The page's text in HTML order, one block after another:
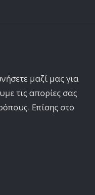
μαζί μας για
τις απορίες σας
Επίσης στο